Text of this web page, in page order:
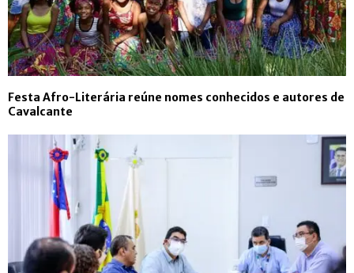
Festa Afro-Literária reúne nomes conhecidos e autores de
Cavalcante